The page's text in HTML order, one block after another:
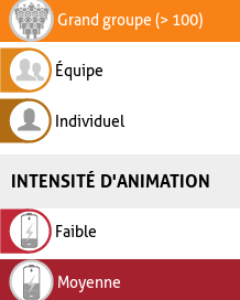
Grand groupe (> 100)
Équipe
Individuel
INTENSITÉ D'ANIMATION
Faible
Moyenne